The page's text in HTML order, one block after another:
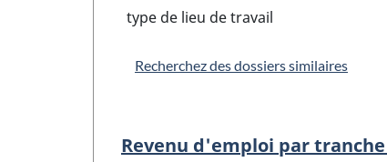
type de lieu de travail
Recherchez des dossiers similaires
Revenu d'emploi par